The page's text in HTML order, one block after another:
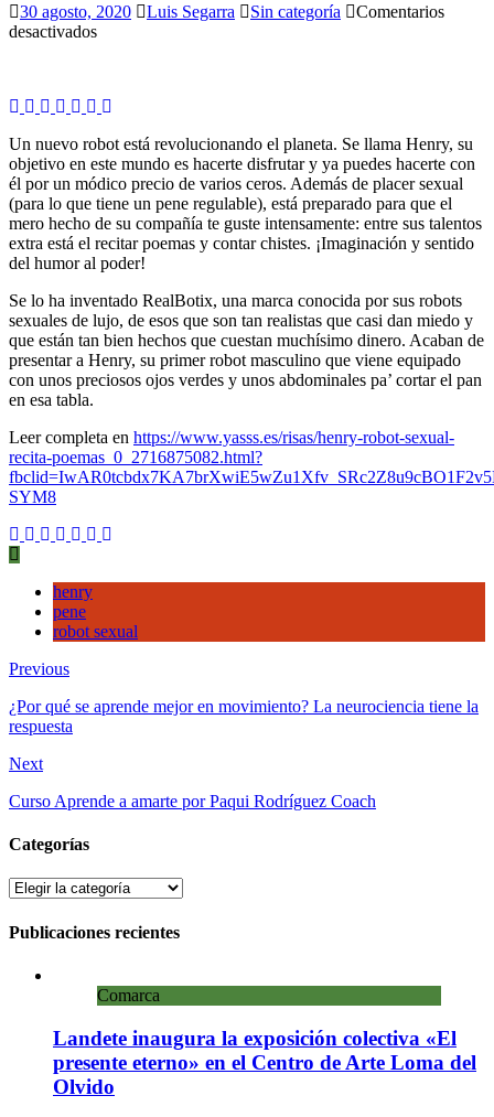
30 agosto, 2020 Luis Segarra Sin categoría
Comentarios
desactivadosen
robot
con
pene
regulable
que
también
te
recita
Un nuevo robot está revolucionando el planeta. Se llama Henry, su
objetivo en este mundo es hacerte disfrutar y ya puedes hacerte con
él por un módico precio de varios ceros. Además de placer sexual
(para lo que tiene un pene regulable), está preparado para que el
mero hecho de su compañía te guste intensamente: entre sus talentos
extra está el recitar poemas y contar chistes. ¡Imaginación y sentido
del humor al poder!
Se lo ha inventado RealBotix, una marca conocida por sus robots
sexuales de lujo, de esos que son tan realistas que casi dan miedo y
que están tan bien hechos que cuestan muchísimo dinero. Acaban de
presentar a Henry, su primer robot masculino que viene equipado
con unos preciosos ojos verdes y unos abdominales pa’ cortar el pan
en esa tabla.
Leer completa en https://www.yasss.es/risas/henry-robot-sexual-
recita-poemas_0_2716875082.html?
SYM8
henry
pene
robot sexual
Previous
¿Por qué se aprende mejor en movimiento? La neurociencia tiene la
respuesta
Next
Curso Aprende a amarte por Paqui Rodríguez Coach
Categorías
Categorías
Publicaciones recientes
Comarca
Landete inaugura la exposición colectiva «El
presente eterno» en el Centro de Arte Loma del
Olvido